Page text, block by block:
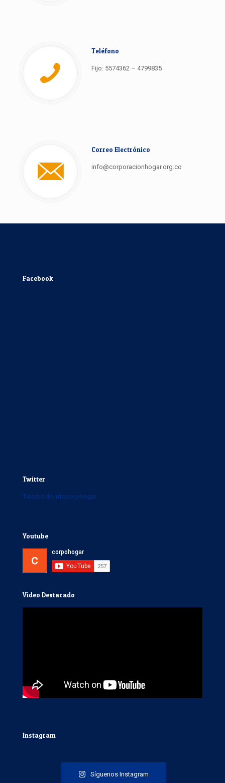
Teléfono
Fijo: 5574362 – 4799835
Correo Electrónico
info@corporacionhogar.org.co
Facebook
Twitter
Tweets de Infocorphogar
Youtube
Video Destacado
Instagram
Síguenos Instagram